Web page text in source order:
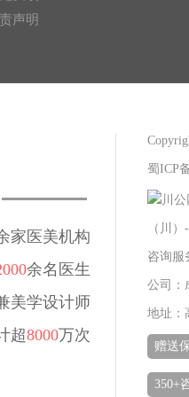
声明
家医美机构
余名医生
美学设计师
超8000万次
蜀ICP
川公
（川
咨询服
公司：
地址：
赠送
350+